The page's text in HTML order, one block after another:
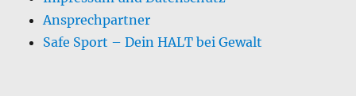
Ansprechpartner
Safe Sport – Dein HALT bei Gewalt